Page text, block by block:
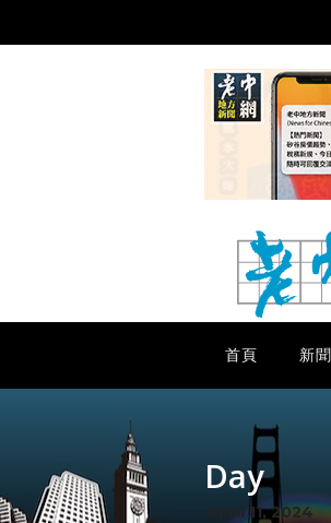
首頁 新聞
Day
April 11, 2024